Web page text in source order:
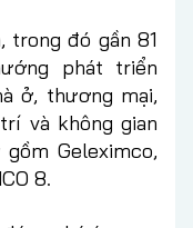
trong đó gần 81
phát triển
ở, thương mại,
và không gian
Geleximco,
8.